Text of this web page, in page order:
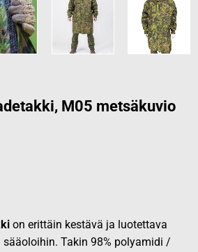
M05 metsäkuvio
on erittäin kestävä ja luotettava
Takin 98% polyamidi /